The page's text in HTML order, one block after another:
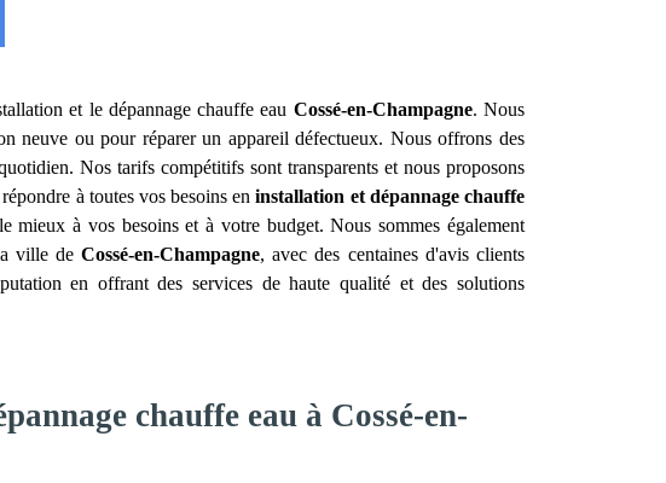
et le dépannage chauffe eau Cossé-en-Champagne. Nous
neuve ou pour réparer un appareil défectueux. Nous offrons des
Nos tarifs compétitifs sont transparents et nous proposons
à toutes vos besoins eninstallation et dépannage chauffe
à vos besoins et à votre budget. Nous sommes également
la ville deCossé-en-Champagne, avec des centaines d'avis clients
en offrant des services de haute qualité et des solutions
chauffe eau à Cossé-en-